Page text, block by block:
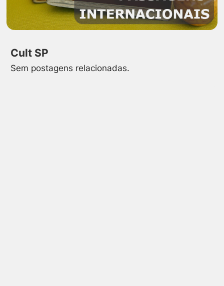
Cult SP
Sem postagens relacionadas.